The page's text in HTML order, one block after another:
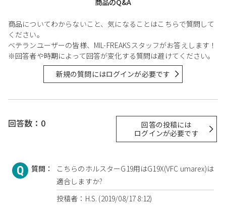
商品についてわからないこと、気になることはこちらで質問して
ください。
ベテランユーザーの皆様、MIL-FREAKSスタッフがお答えします！
※回答者や時期によって回答が変化する質問は避けてください。
新規の質問にはログインが必要です
回答数：0
回答の投稿には
ログインが必要です
質問：
こちらのホルスターG19用はG19X(VFC umarex)は
適合しますか?
投稿者：H.S. (2019/08/17 8:12)